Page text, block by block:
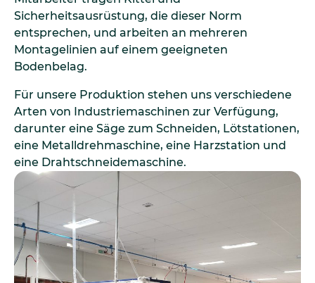
Sicherheitsausrüstung, die dieser Norm
entsprechen, und arbeiten an mehreren
Montagelinien auf einem geeigneten
Bodenbelag.
Für unsere Produktion stehen uns verschiedene
Arten von Industriemaschinen zur Verfügung,
darunter eine Säge zum Schneiden, Lötstationen,
eine Metalldrehmaschine, eine Harzstation und
eine Drahtschneidemaschine.